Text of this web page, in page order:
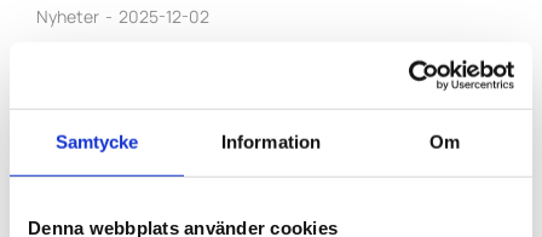
Samtycke Information Om
Denna webbplats använder cookies
Nyheter 2025-12-02
Lantz Energy & Metal Source AB